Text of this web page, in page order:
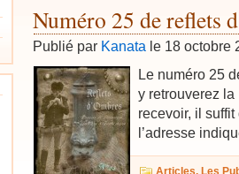
Numéro 25 de reflets
Publié par Kanata le 18 octobre
Le numéro 25
y retrouverez
recevoir, il
l’adresse
Articles, Les